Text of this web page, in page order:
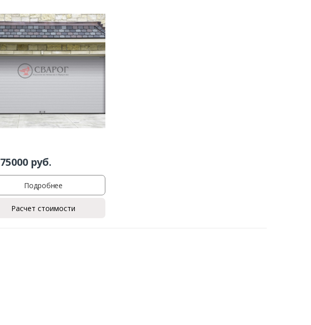
75000руб.
Подробнее
Расчет стоимости